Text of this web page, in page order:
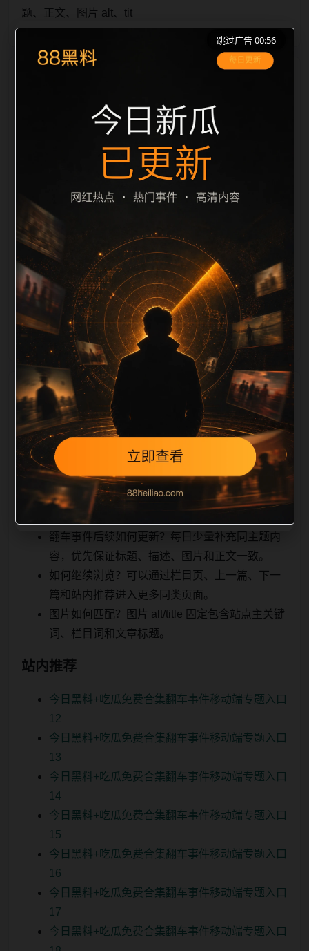
题、正文、图片 alt、tit
le 之间识别一致主题。后续每日采集时，建议继续执行
远程图片本地化、坏图默认图兜底、标题去重和
description 长度过滤。如果同一主题下有多个相近页
面，应通过不同角度补充事件背景、访问场景、相关问
题或专题入口，降低站群页面之间的重复感。页面底部
保留同类推荐、上一篇下一篇和 sitemap 入口，保证重
要页面点击深度尽量控制在三次以内。正文维护时可按
用户搜索路径补充三类信息：入口是否稳定、同栏目还
有哪些可继续阅读、移动端打开时图片和摘要是否一
致。每次新增内容后同步检查标题、description、
canonical、主题图、alt、title和推荐链接，确保页面既
能被搜索引擎理解，也能让
相关问题与推荐
真实用户顺着栏目继续浏览。同站连续更新时避免重复
标题和重复首段，优先补充不同关键词、不同栏目词和
不同问题角度。栏目页则保留清晰入口，方便后续专题
自动归集。发布后按真实浏览器复查首屏、图片、跳转
体验、相关推荐和加载速度。
翻车事件后续如何更新？每日少量补充同主题内
容，优先保证标题、描述、图片和正文一致。
如何继续浏览？可以通过栏目页、上一篇、下一
篇和站内推荐进入更多同类页面。
图片如何匹配？图片 alt/title 固定包含站点主关键
词、栏目词和文章标题。
站内推荐
今日黑料+吃瓜免费合集翻车事件移动端专题入口
12
今日黑料+吃瓜免费合集翻车事件移动端专题入口
13
今日黑料+吃瓜免费合集翻车事件移动端专题入口
14
今日黑料+吃瓜免费合集翻车事件移动端专题入口
15
今日黑料+吃瓜免费合集翻车事件移动端专题入口
16
今日黑料+吃瓜免费合集翻车事件移动端专题入口
17
今日黑料+吃瓜免费合集翻车事件移动端专题入口
跳过广告 00:56